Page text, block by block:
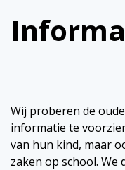
Wij proberen de
informatie te
van hun kind, maar
zaken op school. We